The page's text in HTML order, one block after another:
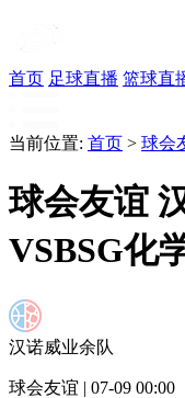
首页 足球直播 篮球直
当前位置: 首页 > 球会
球会友谊
VSBSG化
汉诺威业余队
球会友谊 | 07-09 00:00